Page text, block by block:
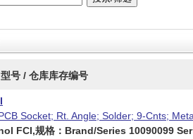
号 / 仓库库存编号
Socket; Rt. Angle; Solder; 9-Cnts;
FCI,规格：Brand/Series 10090099